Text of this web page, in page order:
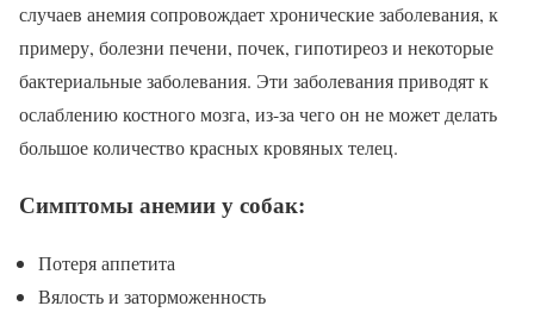
случаев анемия сопровождает хронические заболевания, к
примеру, болезни печени, почек, гипотиреоз и некоторые
бактериальные заболевания. Эти заболевания приводят к
ослаблению костного мозга, из-за чего он не может делать
большое количество красных кровяных телец.
Симптомы анемии у собак:
Потеря аппетита
Вялость и заторможенность